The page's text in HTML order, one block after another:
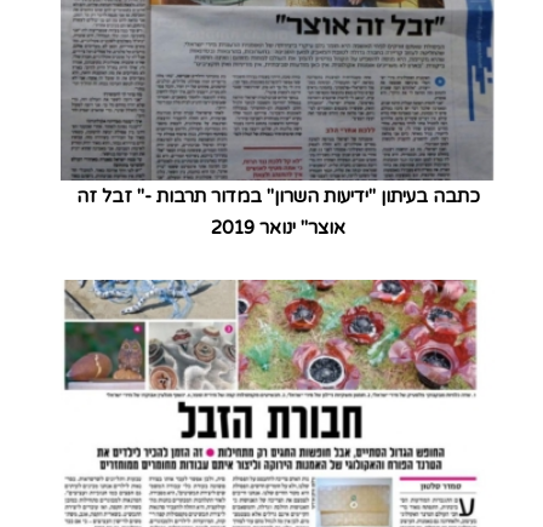
כתבה בעיתון "ידיעות השרון" במדור תרבות -" זבל זה
אוצר" ינואר 2019